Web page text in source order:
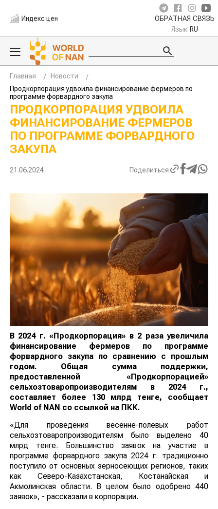
Индекс цен ОБРАТНАЯ СВЯЗЬ
Язык RU
Главная
Новости
Продкорпорация удвоила финансирование фермеров по
программе форвардного закупа
ПРОДКОРПОРАЦИЯ УДВОИЛА
ФИНАНСИРОВАНИЕ ФЕРМЕРОВ
ПО ПРОГРАММЕ ФОРВАРДНОГО
ЗАКУПА
21.06.2024 Поделиться
В 2024 г. «Продкорпорация» в 2 раза увеличила
финансирование фермеров по программе
форвардного закупа по сравнению с прошлым
годом. Общая сумма поддержки,
предоставленной «Продкорпорацией»
сельхозтоваропроизводителям в 2024 г.,
составляет более 130 млрд тенге, сообщает
World of NAN со ссылкой на ПКК.
«Для проведения весенне-полевых работ
сельхозтоваропроизводителям было выделено 40
млрд тенге. Большинство заявок на участие в
программе форвардного закупа 2024 г. традиционно
поступило от основных зерносеющих регионов, таких
как Северо-Казахстанская, Костанайская и
Акмолинская области. В целом было одобрено 440
заявок», - рассказали в корпорации.